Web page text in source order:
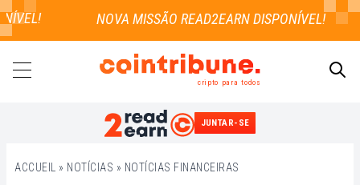
cripto para todos
JUNTAR-SE
ACCUEIL » NOTÍCIAS » NOTÍCIAS FINANCEIRAS